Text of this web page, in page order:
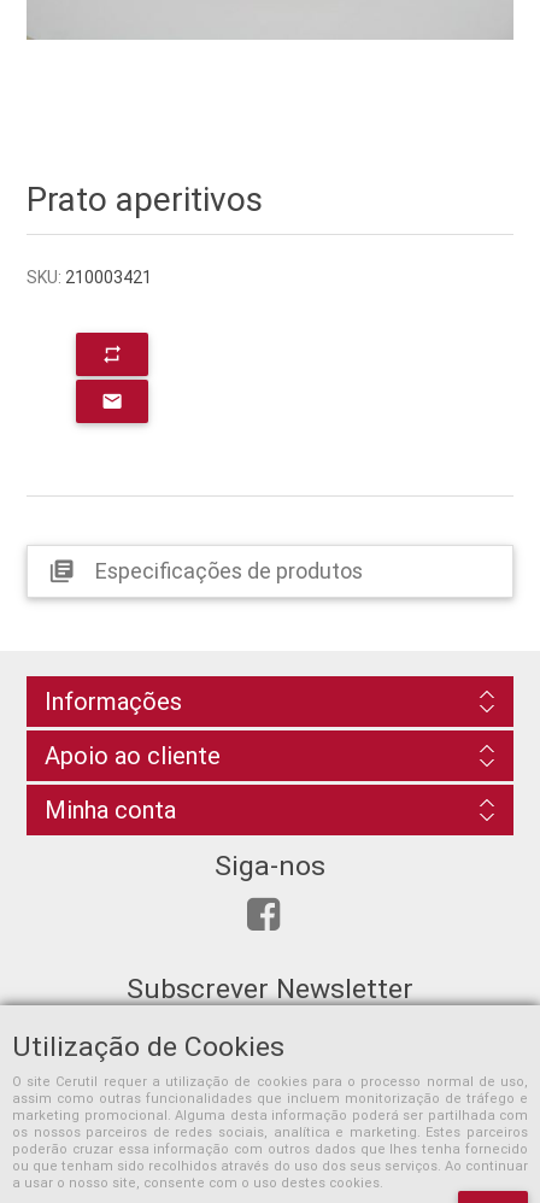
Utilização de Cookies
O site Cerutil requer a utilização de cookies para o processo normal de uso,
assim como outras funcionalidades que incluem monitorização de tráfego e
marketing promocional. Alguma desta informação poderá ser partilhada com
os nossos parceiros de redes sociais, analítica e marketing. Estes parceiros
poderão cruzar essa informação com outros dados que lhes tenha fornecido
ou que tenham sido recolhidos através do uso dos seus serviços. Ao continuar
a usar o nosso site, consente com o uso destes cookies.
Prato aperitivos
SKU: 210003421
repeat
email
library_books Especificações de produtos
Informações
Apoio ao cliente
Minha conta
Siga-nos
Subscrever Newsletter
SUBSCREVER